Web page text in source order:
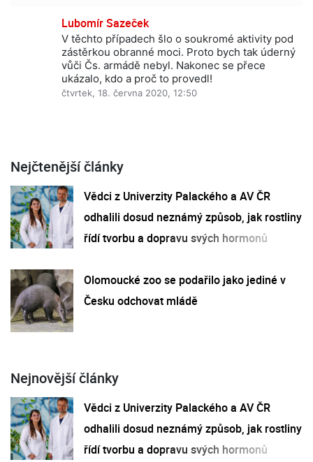
Lubomír Sazeček
V těchto případech šlo o soukromé aktivity pod
zástěrkou obranné moci. Proto bych tak úderný
vůči Čs. armádě nebyl. Nakonec se přece
ukázalo, kdo a proč to provedl!
čtvrtek, 18. června 2020, 12:50
Nejčtenější články
Vědci z Univerzity Palackého a AV ČR
odhalili dosud neznámý způsob, jak rostliny
řídí tvorbu a dopravu svých hormonů
Olomoucké zoo se podařilo jako jediné v
Česku odchovat mládě
Nejnovější články
Vědci z Univerzity Palackého a AV ČR
odhalili dosud neznámý způsob, jak rostliny
řídí tvorbu a dopravu svých hormonů